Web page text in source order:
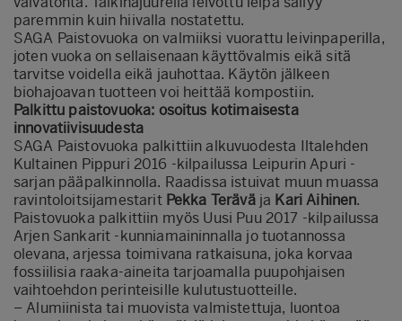
paremmin kuin hiivalla nostatettu.
SAGA Paistovuoka on valmiiksi vuorattu leivinpaperilla,
joten vuoka on sellaisenaan käyttövalmis eikä sitä
tarvitse voidella eikä jauhottaa. Käytön jälkeen
biohajoavan tuotteen voi heittää kompostiin.
Palkittu paistovuoka: osoitus kotimaisesta
innovatiivisuudesta
SAGA Paistovuoka palkittiin alkuvuodesta Iltalehden
Kultainen Pippuri 2016 -kilpailussa Leipurin Apuri -
sarjan pääpalkinnolla. Raadissa istuivat muun muassa
ravintoloitsijamestarit Pekka Teräväja Kari Aihinen.
Paistovuoka palkittiin myös Uusi Puu 2017 -kilpailussa
Arjen Sankarit -kunniamaininnalla jo tuotannossa
olevana, arjessa toimivana ratkaisuna, joka korvaa
fossiilisia raaka-aineita tarjoamalla puupohjaisen
vaihtoehdon perinteisille kulutustuotteille.
– Alumiinista tai muovista valmistettuja, luontoa